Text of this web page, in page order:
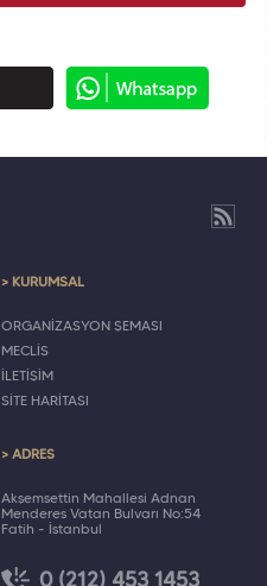
> KURUMSAL
ORGANİZASYON ŞEMASI
MECLİS
İLETİŞİM
SİTE HARİTASI
> ADRES
Akşemsettin Mahallesi Adnan
Menderes Vatan Bulvarı No:54
Fatih - İstanbul
0 (212) 453 1453